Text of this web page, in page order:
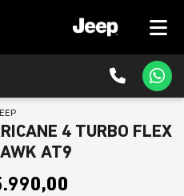
4 TURBO FLEX
AT9